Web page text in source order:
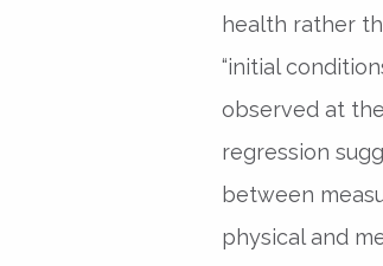
health rather
“initial
observed at
regression
between
physical and